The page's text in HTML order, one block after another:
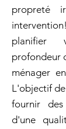
propreté
planifier
profondeur
ménager
L'objectif
fournir
d'une